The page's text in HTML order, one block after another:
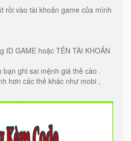
rồi vào tài khoản game của mình
ID GAME hoặc TÊN TÀI KHOẢN
bạn ghi sai mệnh giá thẻ cào .
hơn các thẻ khác như mobi ,